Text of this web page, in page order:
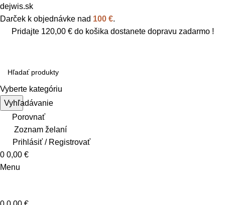
dejwis.sk
Darček k objednávke nad 100 €.
Pridajte 120,00 €do košika dostanete dopravu zadarmo !
Vyberte kategóriu
Vyhľadávanie
Porovnať
Zoznam želaní
Prihlásiť / Registrovať
0 0,00 €
Menu